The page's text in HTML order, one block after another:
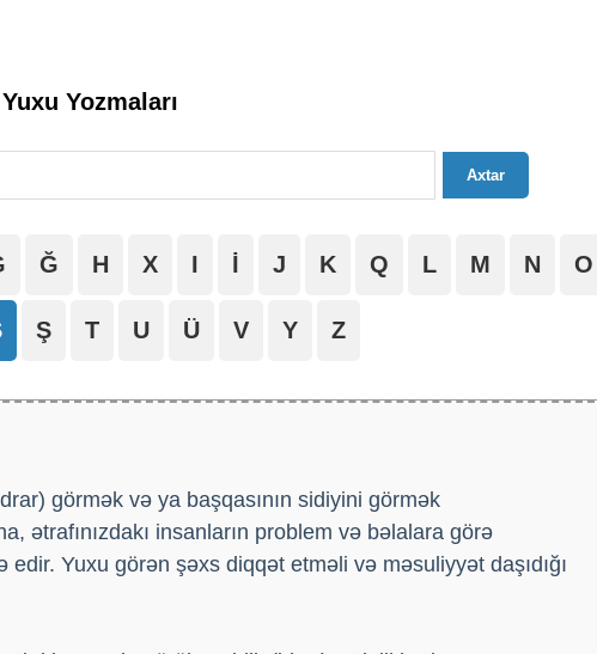
Yuxu Yozmaları
Axtar
Ğ H X I İ J K Q L M N O
Ş T U Ü V Y Z
görmək və ya başqasının sidiyini görmək
ətrafınızdakı insanların problem və bəlalara görə
Yuxu görən şəxs diqqət etməli və məsuliyyət daşıdığı